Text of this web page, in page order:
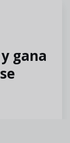
gana